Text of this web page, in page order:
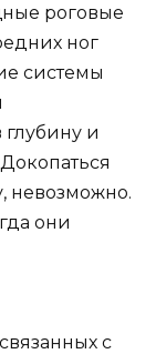
роговые
ног
системы
глубину и
невозможно.
они
с